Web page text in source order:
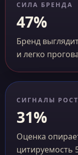
СИЛА БРЕНДА
47%
Бренд
и легко
СИГНАЛЫ
31%
Оценка
цитируемость